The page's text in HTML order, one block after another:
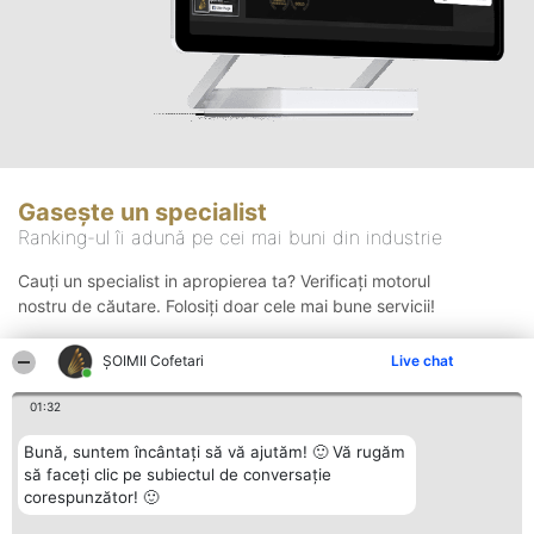
ȘOIMII Cofetari Live chat
01:32
Bună, suntem încântați să vă ajutăm! 🙂 Vă rugăm
să faceți clic pe subiectul de conversație
corespunzător! 🙂
Gasește un specialist
Ranking-ul îi adună pe cei mai buni din industrie
Cauți un specialist in apropierea ta? Verificați motorul
nostru de căutare. Folosiți doar cele mai bune servicii!